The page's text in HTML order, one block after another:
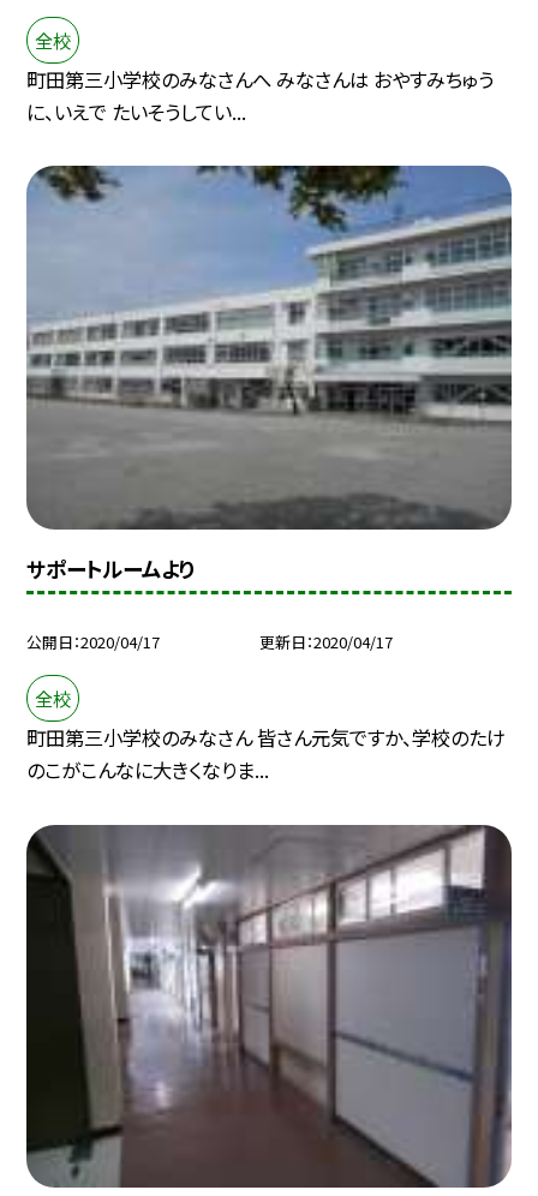
全校
町田第三小学校のみなさんへ みなさんは おやすみちゅう
に、いえで たいそうしてい...
サポートルームより
公開日 2020/04/17 更新日 2020/04/17
全校
町田第三小学校のみなさん 皆さん元気ですか、学校のたけ
のこがこんなに大きくなりま...